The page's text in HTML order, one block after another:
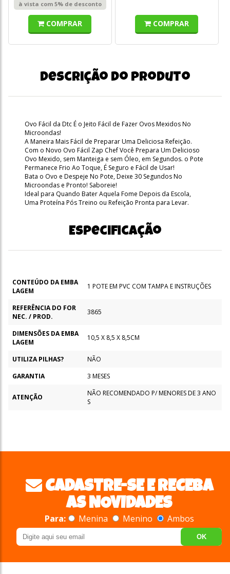
à vista com 5% de desconto
COMPRAR COMPRAR
Descrição do produto
Ovo Fácil da Dtc É o Jeito Fácil de Fazer Ovos Mexidos No
Microondas!
A Maneira Mais Fácil de Preparar Uma Deliciosa Refeição.
Com o Novo Ovo Fácil Zap Chef Você Prepara Um Delicioso
Ovo Mexido, sem Manteiga e sem Óleo, em Segundos. o Pote
Permanece Frio Ao Toque, É Seguro e Fácil de Usar!
Bata o Ovo e Despeje No Pote, Deixe 30 Segundos No
Microondas e Pronto! Saboreie!
Ideal para Quando Bater Aquela Fome Depois da Escola,
Uma Proteína Pós Treino ou Refeição Pronta para Levar.
Especificação
CONTEÚDO DA EMBA
LAGEM
1 POTE EM PVC COM TAMPA E INSTRUÇÕES
REFERÊNCIA DO FOR
NEC. / PROD.
3865
DIMENSÕES DA EMBA
LAGEM
10,5 X 8,5 X 8,5CM
UTILIZA PILHAS?
NÃO
GARANTIA
3 MESES
ATENÇÃO
NÃO RECOMENDADO P/ MENORES DE 3 ANO
S
CADASTRE-SE E RECEBA
AS NOVIDADES
Para: Menina Menino Ambos
OK